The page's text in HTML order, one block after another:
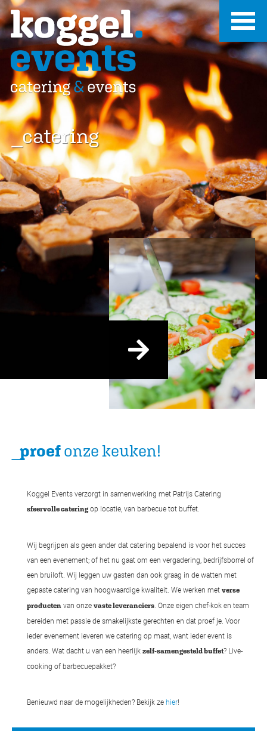
_catering
proefonze keuken!
Koggel Events verzorgt in samenwerking met Patrijs Catering
sfeervolle catering op locatie, van barbecue tot buffet.
Wij begrijpen als geen ander dat catering bepalend is voor het succes
van een evenement; of het nu gaat om een vergadering, bedrijfsborrel of
een bruiloft. Wij leggen uw gasten dan ook graag in de watten met
gepaste catering van hoogwaardige kwaliteit. We werken met verse
producten van onze vaste leveranciers. Onze eigen chef-kok en team
bereiden met passie de smakelijkste gerechten en dat proef je. Voor
ieder evenement leveren we catering op maat, want ieder event is
anders. Wat dacht u van een heerlijk zelf-samengesteld buffet? Live-
cooking of barbecuepakket?
Benieuwd naar de mogelijkheden? Bekijk ze hier!